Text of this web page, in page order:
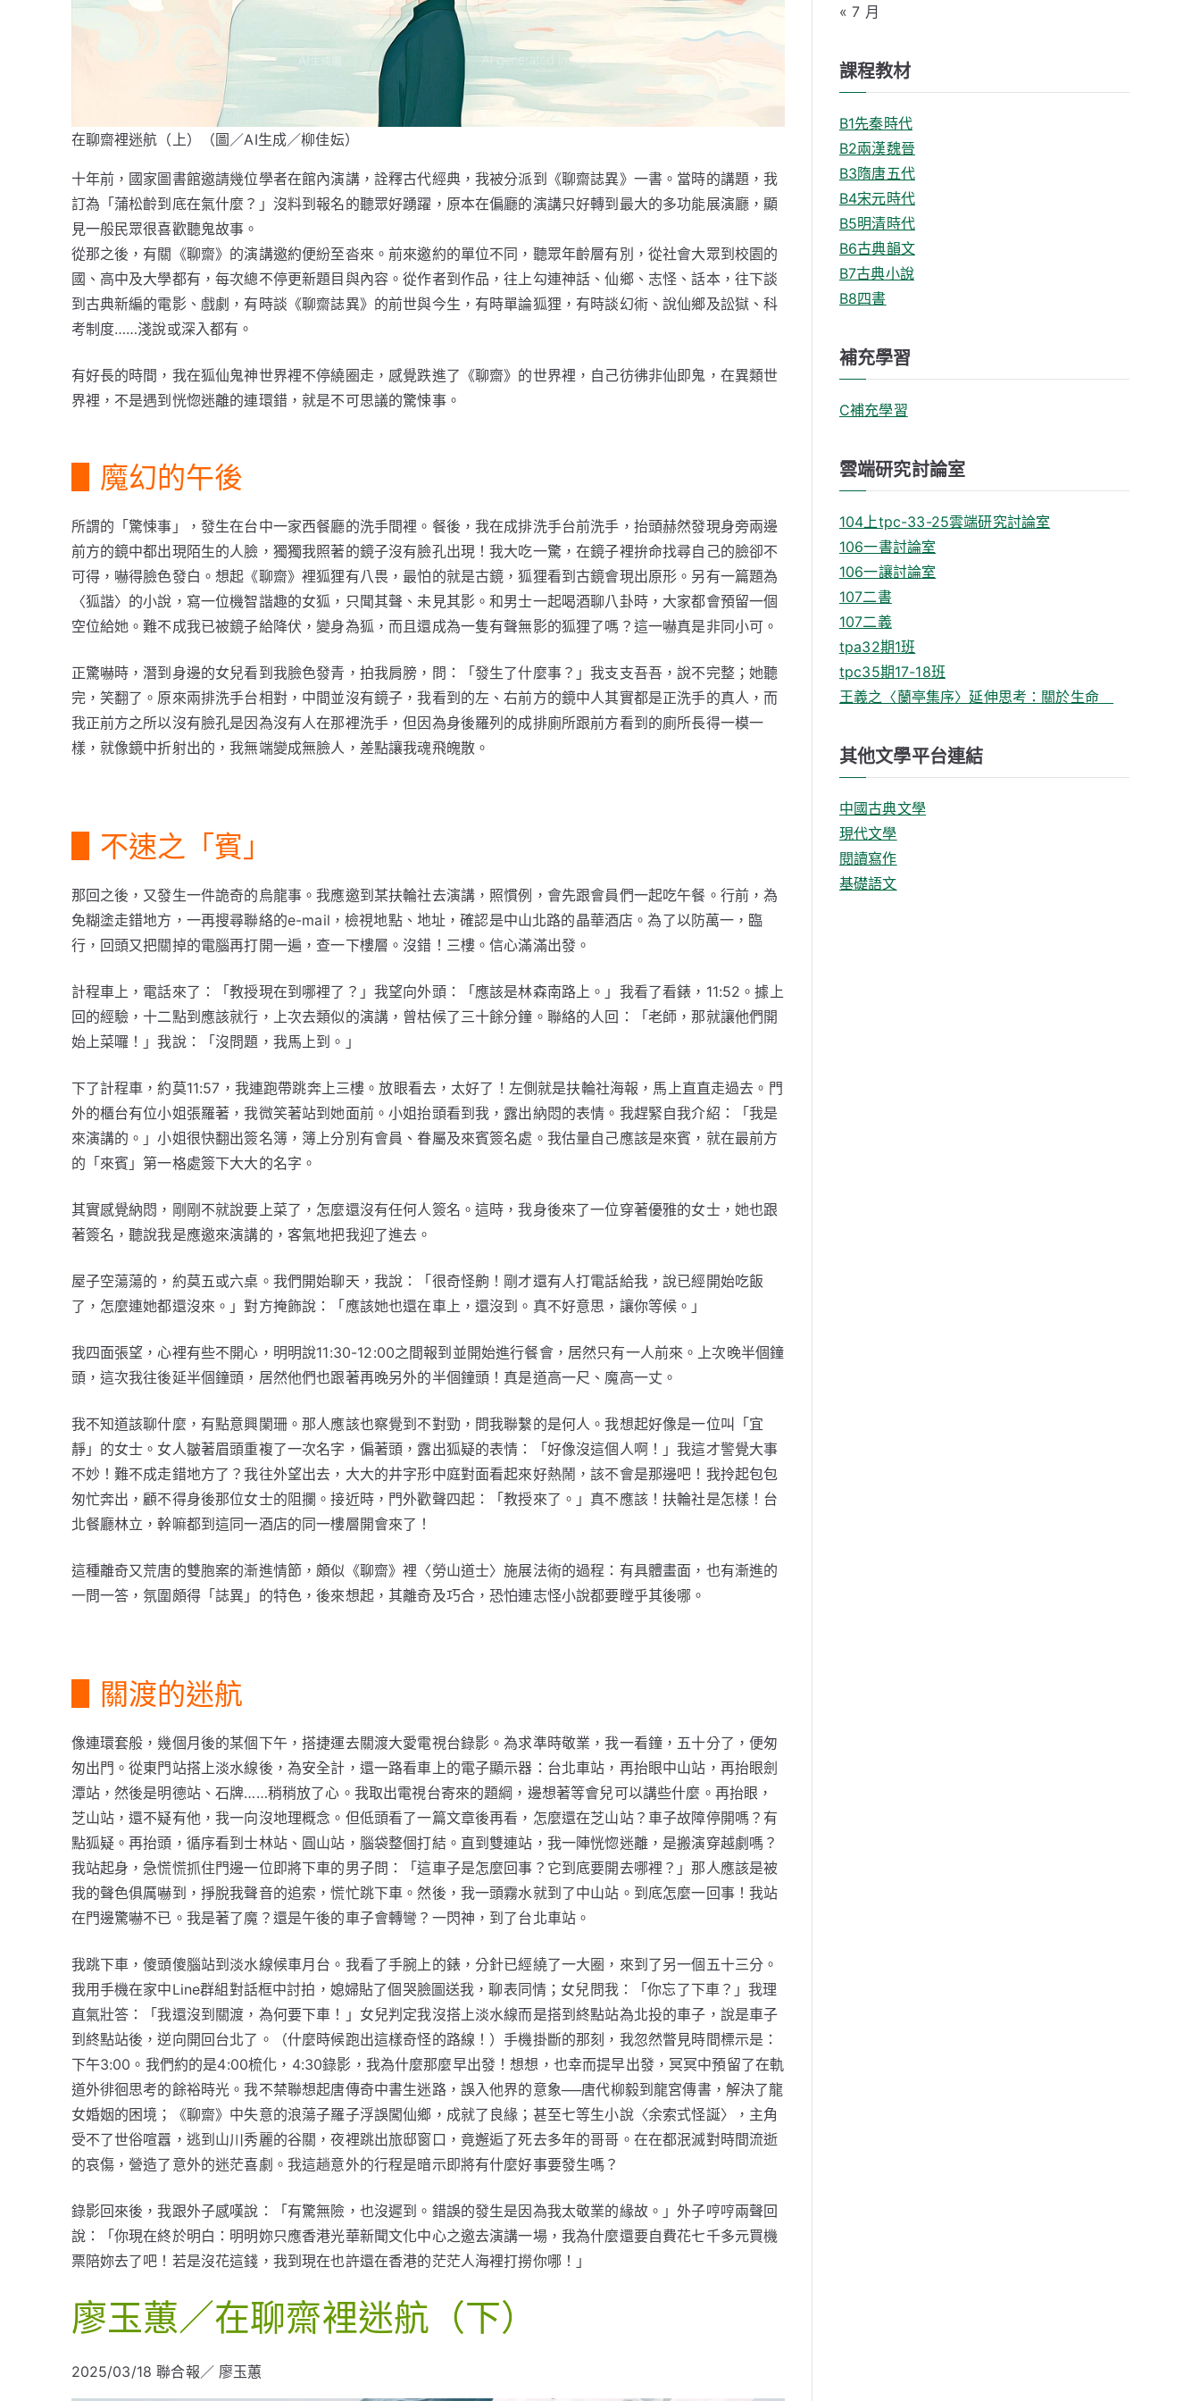
在聊齋裡迷航（上）（圖／AI生成／柳佳妘）
十年前，國家圖書館邀請幾位學者在館內演講，詮釋古代經典，我被分派到《聊齋誌異》一書。當時的講題，我
訂為「蒲松齡到底在氣什麼？」沒料到報名的聽眾好踴躍，原本在偏廳的演講只好轉到最大的多功能展演廳，顯
見一般民眾很喜歡聽鬼故事。
從那之後，有關《聊齋》的演講邀約便紛至沓來。前來邀約的單位不同，聽眾年齡層有別，從社會大眾到校園的
國、高中及大學都有，每次總不停更新題目與內容。從作者到作品，往上勾連神話、仙鄉、志怪、話本，往下談
到古典新編的電影、戲劇，有時談《聊齋誌異》的前世與今生，有時單論狐狸，有時談幻術、說仙鄉及訟獄、科
考制度……淺說或深入都有。
有好長的時間，我在狐仙鬼神世界裡不停繞圈走，感覺跌進了《聊齋》的世界裡，自己彷彿非仙即鬼，在異類世
界裡，不是遇到恍惚迷離的連環錯，就是不可思議的驚悚事。
▋魔幻的午後
所謂的「驚悚事」，發生在台中一家西餐廳的洗手間裡。餐後，我在成排洗手台前洗手，抬頭赫然發現身旁兩邊
前方的鏡中都出現陌生的人臉，獨獨我照著的鏡子沒有臉孔出現！我大吃一驚，在鏡子裡拚命找尋自己的臉卻不
可得，嚇得臉色發白。想起《聊齋》裡狐狸有八畏，最怕的就是古鏡，狐狸看到古鏡會現出原形。另有一篇題為
〈狐諧〉的小說，寫一位機智諧趣的女狐，只聞其聲、未見其影。和男士一起喝酒聊八卦時，大家都會預留一個
空位給她。難不成我已被鏡子給降伏，變身為狐，而且還成為一隻有聲無影的狐狸了嗎？這一嚇真是非同小可。
正驚嚇時，潛到身邊的女兒看到我臉色發青，拍我肩膀，問：「發生了什麼事？」我支支吾吾，說不完整；她聽
完，笑翻了。原來兩排洗手台相對，中間並沒有鏡子，我看到的左、右前方的鏡中人其實都是正洗手的真人，而
我正前方之所以沒有臉孔是因為沒有人在那裡洗手，但因為身後羅列的成排廁所跟前方看到的廁所長得一模一
樣，就像鏡中折射出的，我無端變成無臉人，差點讓我魂飛魄散。
▋不速之「賓」
那回之後，又發生一件詭奇的烏龍事。我應邀到某扶輪社去演講，照慣例，會先跟會員們一起吃午餐。行前，為
免糊塗走錯地方，一再搜尋聯絡的e-mail，檢視地點、地址，確認是中山北路的晶華酒店。為了以防萬一，臨
行，回頭又把關掉的電腦再打開一遍，查一下樓層。沒錯！三樓。信心滿滿出發。
計程車上，電話來了：「教授現在到哪裡了？」我望向外頭：「應該是林森南路上。」我看了看錶，11:52。據上
回的經驗，十二點到應該就行，上次去類似的演講，曾枯候了三十餘分鐘。聯絡的人回：「老師，那就讓他們開
始上菜囉！」我說：「沒問題，我馬上到。」
下了計程車，約莫11:57，我連跑帶跳奔上三樓。放眼看去，太好了！左側就是扶輪社海報，馬上直直走過去。門
外的櫃台有位小姐張羅著，我微笑著站到她面前。小姐抬頭看到我，露出納悶的表情。我趕緊自我介紹：「我是
來演講的。」小姐很快翻出簽名簿，簿上分別有會員、眷屬及來賓簽名處。我估量自己應該是來賓，就在最前方
的「來賓」第一格處簽下大大的名字。
其實感覺納悶，剛剛不就說要上菜了，怎麼還沒有任何人簽名。這時，我身後來了一位穿著優雅的女士，她也跟
著簽名，聽說我是應邀來演講的，客氣地把我迎了進去。
屋子空蕩蕩的，約莫五或六桌。我們開始聊天，我說：「很奇怪齁！剛才還有人打電話給我，說已經開始吃飯
了，怎麼連她都還沒來。」對方掩飾說：「應該她也還在車上，還沒到。真不好意思，讓你等候。」
我四面張望，心裡有些不開心，明明說11:30-12:00之間報到並開始進行餐會，居然只有一人前來。上次晚半個鐘
頭，這次我往後延半個鐘頭，居然他們也跟著再晚另外的半個鐘頭！真是道高一尺、魔高一丈。
我不知道該聊什麼，有點意興闌珊。那人應該也察覺到不對勁，問我聯繫的是何人。我想起好像是一位叫「宜
靜」的女士。女人皺著眉頭重複了一次名字，偏著頭，露出狐疑的表情：「好像沒這個人啊！」我這才警覺大事
不妙！難不成走錯地方了？我往外望出去，大大的井字形中庭對面看起來好熱鬧，該不會是那邊吧！我拎起包包
匆忙奔出，顧不得身後那位女士的阻攔。接近時，門外歡聲四起：「教授來了。」真不應該！扶輪社是怎樣！台
北餐廳林立，幹嘛都到這同一酒店的同一樓層開會來了！
這種離奇又荒唐的雙胞案的漸進情節，頗似《聊齋》裡〈勞山道士〉施展法術的過程：有具體畫面，也有漸進的
一問一答，氛圍頗得「誌異」的特色，後來想起，其離奇及巧合，恐怕連志怪小說都要瞠乎其後哪。
▋關渡的迷航
像連環套般，幾個月後的某個下午，搭捷運去關渡大愛電視台錄影。為求準時敬業，我一看鐘，五十分了，便匆
匆出門。從東門站搭上淡水線後，為安全計，還一路看車上的電子顯示器：台北車站，再抬眼中山站，再抬眼劍
潭站，然後是明德站、石牌……稍稍放了心。我取出電視台寄來的題綱，邊想著等會兒可以講些什麼。再抬眼，
芝山站，還不疑有他，我一向沒地理概念。但低頭看了一篇文章後再看，怎麼還在芝山站？車子故障停開嗎？有
點狐疑。再抬頭，循序看到士林站、圓山站，腦袋整個打結。直到雙連站，我一陣恍惚迷離，是搬演穿越劇嗎？
我站起身，急慌慌抓住門邊一位即將下車的男子問：「這車子是怎麼回事？它到底要開去哪裡？」那人應該是被
我的聲色俱厲嚇到，掙脫我聲音的追索，慌忙跳下車。然後，我一頭霧水就到了中山站。到底怎麼一回事！我站
在門邊驚嚇不已。我是著了魔？還是午後的車子會轉彎？一閃神，到了台北車站。
我跳下車，傻頭傻腦站到淡水線候車月台。我看了手腕上的錶，分針已經繞了一大圈，來到了另一個五十三分。
我用手機在家中Line群組對話框中討拍，媳婦貼了個哭臉圖送我，聊表同情；女兒問我：「你忘了下車？」我理
直氣壯答：「我還沒到關渡，為何要下車！」女兒判定我沒搭上淡水線而是搭到終點站為北投的車子，說是車子
到終點站後，逆向開回台北了。（什麼時候跑出這樣奇怪的路線！）手機掛斷的那刻，我忽然瞥見時間標示是：
下午3:00。我們約的是4:00梳化，4:30錄影，我為什麼那麼早出發！想想，也幸而提早出發，冥冥中預留了在軌
道外徘徊思考的餘裕時光。我不禁聯想起唐傳奇中書生迷路，誤入他界的意象──唐代柳毅到龍宮傳書，解決了龍
女婚姻的困境；《聊齋》中失意的浪蕩子羅子浮誤闖仙鄉，成就了良緣；甚至七等生小說〈余索式怪誕〉，主角
受不了世俗喧囂，逃到山川秀麗的谷關，夜裡跳出旅邸窗口，竟邂逅了死去多年的哥哥。在在都泯滅對時間流逝
的哀傷，營造了意外的迷茫喜劇。我這趟意外的行程是暗示即將有什麼好事要發生嗎？
錄影回來後，我跟外子感嘆說：「有驚無險，也沒遲到。錯誤的發生是因為我太敬業的緣故。」外子哼哼兩聲回
說：「你現在終於明白：明明妳只應香港光華新聞文化中心之邀去演講一場，我為什麼還要自費花七千多元買機
票陪妳去了吧！若是沒花這錢，我到現在也許還在香港的茫茫人海裡打撈你哪！」
廖玉蕙／在聊齋裡迷航（下）
2025/03/18 聯合報／ 廖玉蕙
« 7 月
課程教材
B1先秦時代
B2兩漢魏晉
B3隋唐五代
B4宋元時代
B5明清時代
B6古典韻文
B7古典小說
B8四書
補充學習
C補充學習
雲端研究討論室
104上tpc-33-25雲端研究討論室
106一書討論室
106一讓討論室
107二書
107二義
tpa32期1班
tpc35期17-18班
王義之〈蘭亭集序〉延伸思考：關於生命
其他文學平台連結
中國古典文學
現代文學
閱讀寫作
基礎語文